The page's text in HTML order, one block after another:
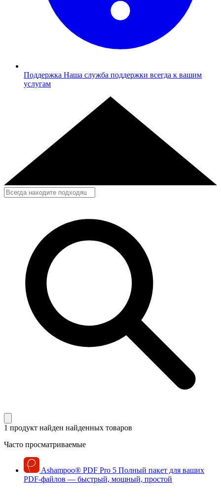
Поддержка Наша служба поддержки всегда к вашим
услугам
1 продукт найден найденных товаров
Часто просматриваемые
Ashampoo® PDF Pro 5 Полный пакет для ваших
PDF-файлов — быстрый, мощный, простой